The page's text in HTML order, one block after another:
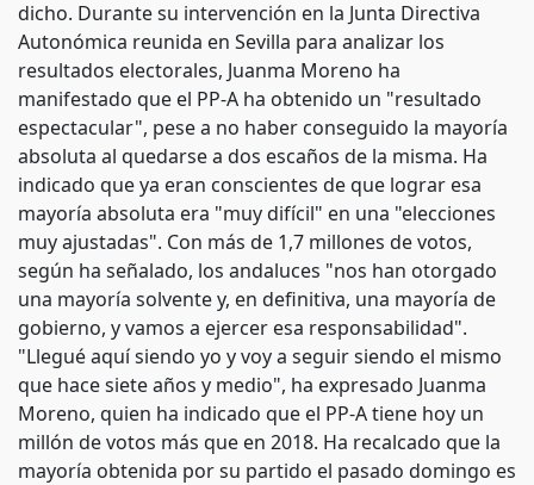
dicho. Durante su intervención en la Junta Directiva
Autonómica reunida en Sevilla para analizar los
resultados electorales, Juanma Moreno ha
manifestado que el PP-A ha obtenido un "resultado
espectacular", pese a no haber conseguido la mayoría
absoluta al quedarse a dos escaños de la misma. Ha
indicado que ya eran conscientes de que lograr esa
mayoría absoluta era "muy difícil" en una "elecciones
muy ajustadas". Con más de 1,7 millones de votos,
según ha señalado, los andaluces "nos han otorgado
una mayoría solvente y, en definitiva, una mayoría de
gobierno, y vamos a ejercer esa responsabilidad".
"Llegué aquí siendo yo y voy a seguir siendo el mismo
que hace siete años y medio", ha expresado Juanma
Moreno, quien ha indicado que el PP-A tiene hoy un
millón de votos más que en 2018. Ha recalcado que la
mayoría obtenida por su partido el pasado domingo es